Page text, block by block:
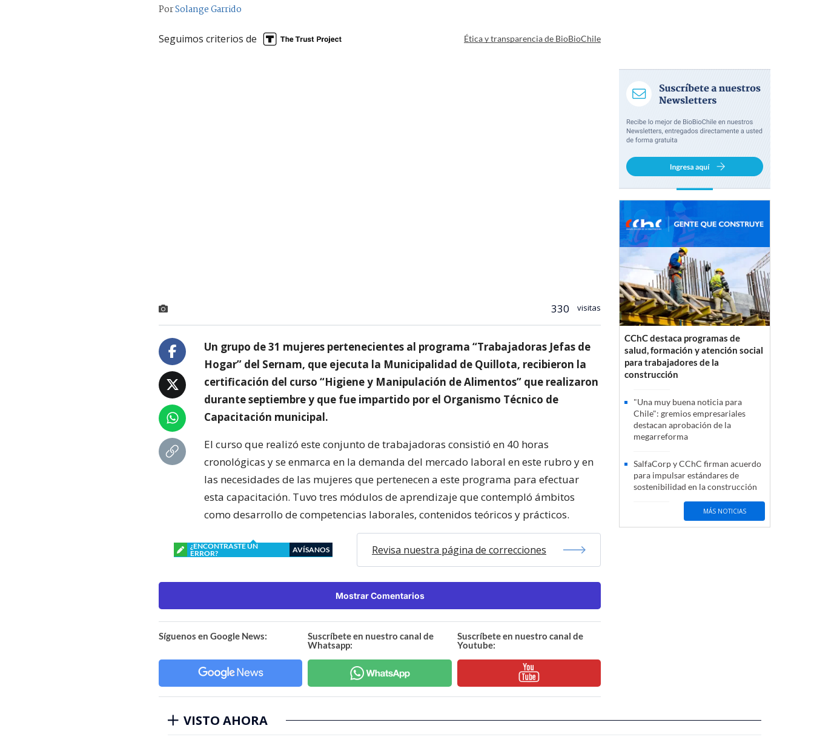
PorSolange Garrido
Seguimos criterios de Ética y transparencia de BioBioChile
330 visitas
Un grupo de 31 mujeres pertenecientes al programa “Trabajadoras Jefas de
Hogar” del Sernam, que ejecuta la Municipalidad de Quillota, recibieron la
certificación del curso “Higiene y Manipulación de Alimentos” que realizaron
durante septiembre y que fue impartido por el Organismo Técnico de
Capacitación municipal.
El curso que realizó este conjunto de trabajadoras consistió en 40 horas
cronológicas y se enmarca en la demanda del mercado laboral en este rubro y en
las necesidades de las mujeres que pertenecen a este programa para efectuar
esta capacitación. Tuvo tres módulos de aprendizaje que contempló ámbitos
como desarrollo de competencias laborales, contenidos teóricos y prácticos.
¿ENCONTRASTE UN
ERROR?
AVÍSANOS Revisa nuestra página de correcciones
Mostrar Comentarios
Síguenos en Google News:
Suscríbete en nuestro canal de
Whatsapp:
Suscríbete en nuestro canal de
Youtube:
CChC destaca programas de
salud, formación y atención social
para trabajadores de la
construcción
"Una muy buena noticia para
Chile": gremios empresariales
destacan aprobación de la
megarreforma
SalfaCorp y CChC firman acuerdo
para impulsar estándares de
sostenibilidad en la construcción
MÁS NOTICIAS
VISTO AHORA